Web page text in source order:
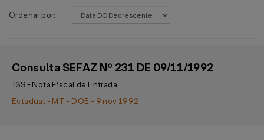
Ordenar por:
Consulta SEFAZ Nº 231 DE 09/11/1992
ISS - Nota Fiscal de Entrada
Estadual - MT - DOE - 9 nov 1992